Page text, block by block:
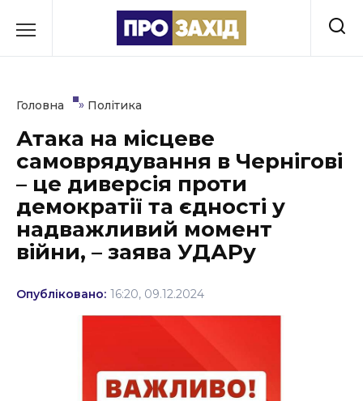
до
Культура
Освіта
Події
Стиль життя
Головна » Політика
Атака на місцеве
самоврядування в Чернігові
– це диверсія проти
демократії та єдності у
надважливий момент
війни, – заява УДАРу
Опубліковано: 16:20, 09.12.2024